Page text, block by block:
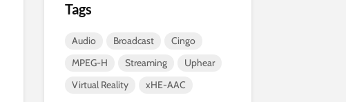
Tags
Audio Broadcast
Cingo
MPEG-H
Streaming
Uphear
Virtual Reality
xHE-AAC